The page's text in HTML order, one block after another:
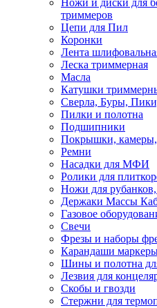
Ножи и диски для
триммеров
Цепи для Пил
Коронки
Лента
Леска триммерная
Масла
Катушки
Сверла, Буры,
Пилки и полотна
Подшипники
Покрышки, камеры,
Ремни
Насадки для МФИ
Ролики для
Ножи для
Держаки Массы
Газовое
Свечи
Фрезы и наборы
Карандаши
Шины и полотна
Лезвия для
Скобы и гвозди
Стержни для